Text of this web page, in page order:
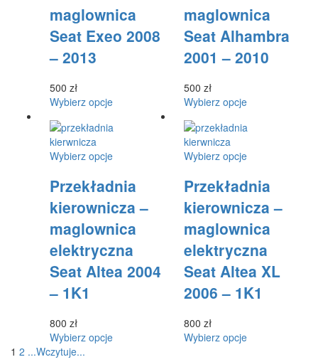
stronie
produktu
stronie
produktu
Opcje
wybrać
maglownica
Seat Exeo 2008
– 2013
500 zł
Wybierz opcjeTen
ma
wariantów.
można
na
stronie
Opcje
wybrać
na
maglownica
Seat Alhambra
2001 – 2010
500 zł
Wybierz opcjeTen
ma
wariantów.
można
na
stronie
Wybierz opcjeTen
ma
wariantów.
Opcje
wybrać
na
Przekładnia
kierownicza –
maglownica
elektryczna
Seat Altea 2004
– 1K1
800 zł
Wybierz opcjeTen
Wybierz opcjeTen
ma
wariantów.
Opcje
wybrać
na
produktu
Przekładnia
kierownicza –
maglownica
elektryczna
Seat Altea XL
2006 – 1K1
800 zł
Wybierz opcjeTen
1 2 ...Wczytuje...